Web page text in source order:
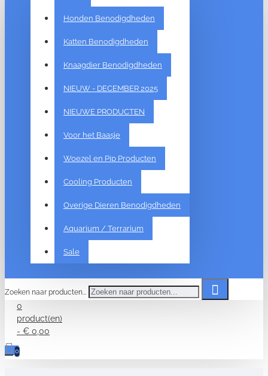
Honden Benodigdheden
Katten Benodigdheden
Knaagdier Benodigdheden
NIEUW - DECEMBER 2025
NIEUWE PRODUCTEN
Voor het Baasje
Woezel en Pip Producten
Cooling Producten
Overige Dieren Benodigdheden
Aquarium / Terrarium
Sale
Zoeken naar producten...
0
product(en)
- € 0,00
0